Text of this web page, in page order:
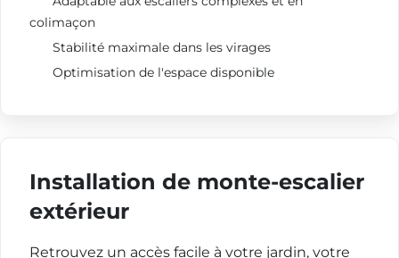
colimaçon
Stabilité maximale dans les virages
Optimisation de l'espace disponible
Installation de monte-escalier
extérieur
Retrouvez un accès facile à votre jardin, votre